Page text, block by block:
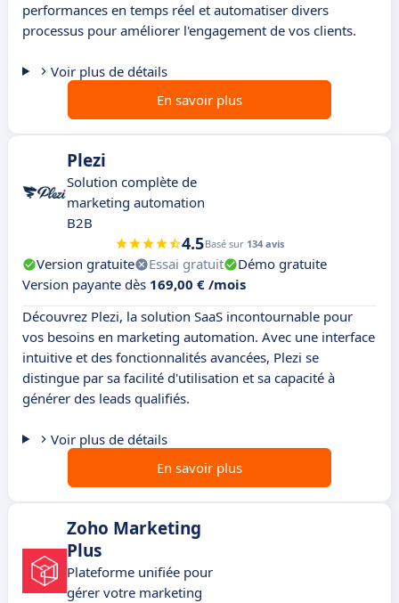
performances en temps réel et automatiser divers
processus pour améliorer l'engagement de vos clients.
Voir plus de détails
En savoir plus
Plezi
Solution complète de
marketing automation
B2B
4.5Basé sur 134 avis
Version gratuite Essai gratuit
Démo gratuite
Version payante dès 169,00 € /mois
Découvrez Plezi, la solution SaaS incontournable pour
vos besoins en marketing automation. Avec une interface
intuitive et des fonctionnalités avancées, Plezi se
distingue par sa facilité d'utilisation et sa capacité à
générer des leads qualifiés.
Voir plus de détails
En savoir plus
Zoho Marketing
Plus
Plateforme unifiée pour
gérer votre marketing